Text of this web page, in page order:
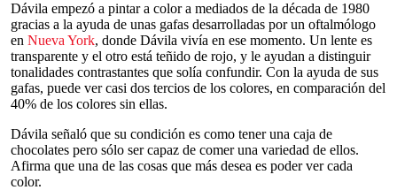
Dávila empezó a pintar a color a mediados de la década de 1980
gracias a la ayuda de unas gafas desarrolladas por un oftalmólogo
en Nueva York, donde Dávila vivía en ese momento. Un lente es
transparente y el otro está teñido de rojo, y le ayudan a distinguir
tonalidades contrastantes que solía confundir. Con la ayuda de sus
gafas, puede ver casi dos tercios de los colores, en comparación del
40% de los colores sin ellas.
Dávila señaló que su condición es como tener una caja de
chocolates pero sólo ser capaz de comer una variedad de ellos.
Afirma que una de las cosas que más desea es poder ver cada
color.